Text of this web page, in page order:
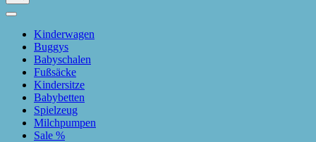
Kinderwagen
Buggys
Babyschalen
Fußsäcke
Kindersitze
Babybetten
Spielzeug
Milchpumpen
Sale %